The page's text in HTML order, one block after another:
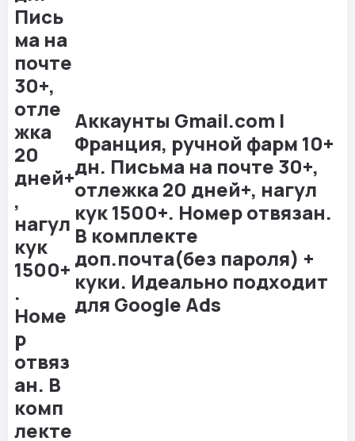
Аккаунты Gmail.com |
Франция, ручной фарм 10+
дн. Письма на почте 30+,
отлежка 20 дней+, нагул
кук 1500+. Номер отвязан.
В комплекте
доп.почта(без пароля) +
куки. Идеально подходит
для Google Ads